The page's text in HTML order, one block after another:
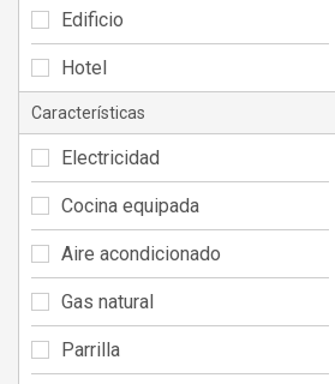
Edificio
Hotel
Características
Electricidad
Cocina equipada
Aire acondicionado
Gas natural
Parrilla